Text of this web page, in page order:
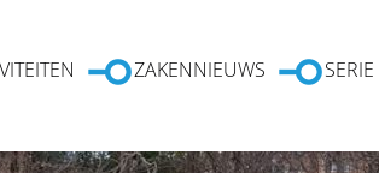
ZAKENNIEUWS SERIE